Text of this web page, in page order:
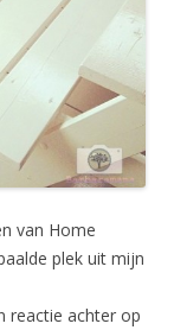
van Home
plek uit mijn
reactie achter op